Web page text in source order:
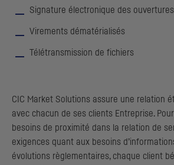
Signature électronique des
Virements dématérialisés
Télétransmission de fichiers
CIC Market Solutions assure une relation
avec chacun de ses clients Entreprise.
besoins de proximité dans la relation de
exigences quant aux besoins
évolutions règlementaires, chaque client